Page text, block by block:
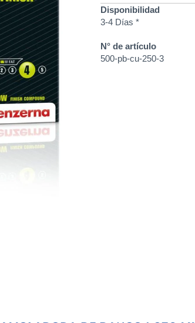
Disponibilidad
3-4 Días *
N° de artículo
500-pb-cu-250-3